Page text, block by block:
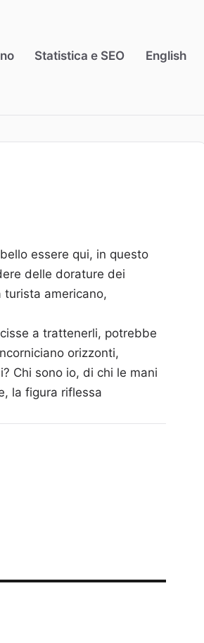
Statistica e SEO English
essere qui, in questo
delle dorature dei
turista americano,
a trattenerli, potrebbe
orizzonti,
Chi sono io, di chi le mani
la figura riflessa